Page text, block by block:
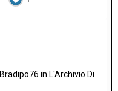
Bradipo76 in L'Archivio Di